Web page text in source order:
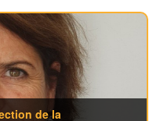
de la